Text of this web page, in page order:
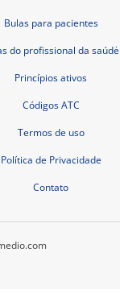
Bulas para pacientes
do profissional da saúdė
Princípios ativos
Códigos ATC
Termos de uso
Política de Privacidade
Contato